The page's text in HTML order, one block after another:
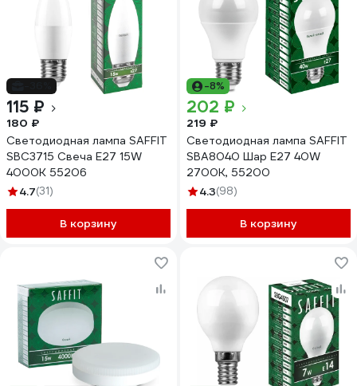
115 ₽
180 ₽
Светодиодная лампа SAFFIT
SBC3715 Свеча E27 15W
4000K 55206
4.7(31)
В корзину
-8%
202 ₽
219 ₽
Светодиодная лампа SAFFIT
SBA8040 Шар E27 40W
2700K, 55200
4.3(98)
В корзину